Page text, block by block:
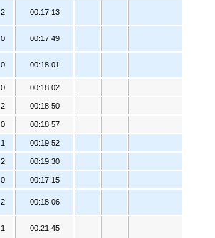
2 00:17:13
0 00:17:49
0 00:18:01
0 00:18:02
2 00:18:50
0 00:18:57
1 00:19:52
2 00:19:30
0 00:17:15
2 00:18:06
1 00:21:45